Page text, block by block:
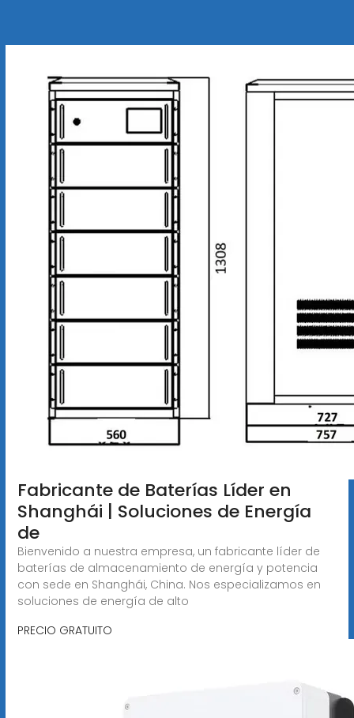
Fabricante de Baterías Líder en
Shanghái | Soluciones de Energía
de
Bienvenido a nuestra empresa, un fabricante líder de
baterías de almacenamiento de energía y potencia
con sede en Shanghái, China. Nos especializamos en
soluciones de energía de alto
PRECIO GRATUITO